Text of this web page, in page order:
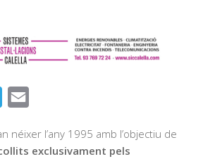
Telegram
néixer l’any 1995 amb l’objectiu de
exclusivament pels